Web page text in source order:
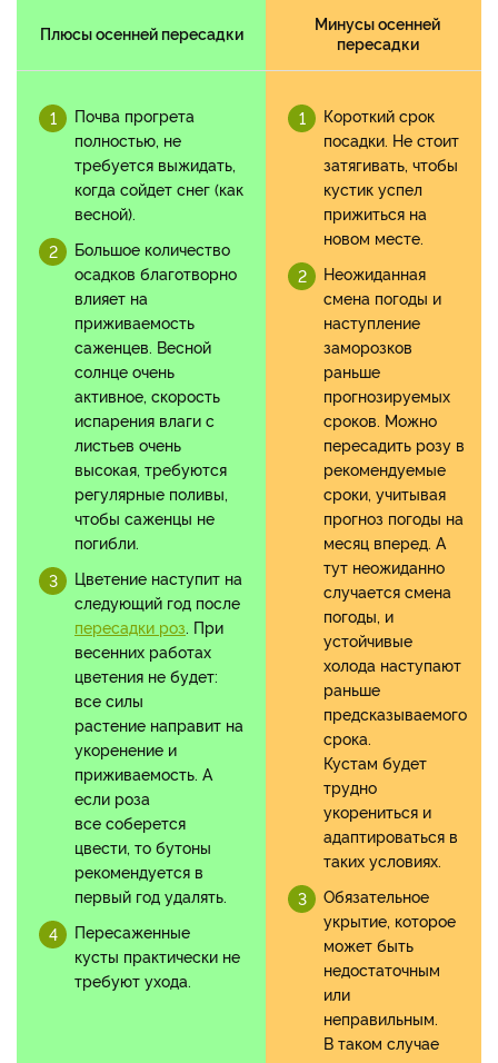
Плюсы осенней пересадки
Минусы осенней
пересадки
Почва прогрета
полностью, не
требуется выжидать,
когда сойдет снег (как
весной).
Большое количество
осадков благотворно
влияет на
приживаемость
саженцев. Весной
солнце очень
активное, скорость
испарения влаги с
листьев очень
высокая, требуются
регулярные поливы,
чтобы саженцы не
погибли.
Цветение наступит на
следующий год после
пересадки роз . При
весенних работах
цветения не будет:
все силы
растение направит на
укоренение и
приживаемость. А
если роза
все соберется
цвести, то бутоны
рекомендуется в
первый год удалять.
Пересаженные
кусты практически не
требуют ухода.
Короткий срок
посадки. Не стоит
затягивать, чтобы
кустик успел
прижиться на
новом месте.
Неожиданная
смена погоды и
наступление
заморозков
раньше
прогнозируемых
сроков. Можно
пересадить розу в
рекомендуемые
сроки, учитывая
прогноз погоды на
месяц вперед. А
тут неожиданно
случается смена
погоды, и
устойчивые
холода наступают
раньше
предсказываемого
срока.
Кустам будет
трудно
укорениться и
адаптироваться в
таких условиях.
Обязательное
укрытие, которое
может быть
недостаточным
или
неправильным.
В таком случае